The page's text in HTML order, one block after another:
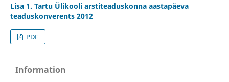
Lisa 1. Tartu Ülikooli arstiteaduskonna aastapäeva
teaduskonverents 2012
PDF
Information